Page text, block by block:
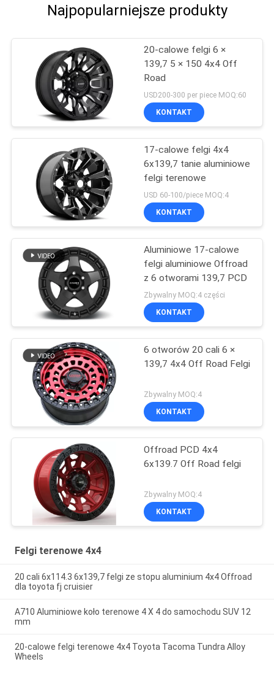
Najpopularniejsze produkty
20-calowe felgi 6 ×
139,7 5 × 150 4x4 Off
Road
USD200-300 per piece MOQ:60
KONTAKT
17-calowe felgi 4x4
6x139,7 tanie aluminiowe
felgi terenowe
USD 60-100/piece MOQ:4
KONTAKT
Aluminiowe 17-calowe
felgi aluminiowe Offroad
z 6 otworami 139,7 PCD
Zbywalny MOQ:4 części
KONTAKT
6 otworów 20 cali 6 ×
139,7 4x4 Off Road Felgi
Zbywalny MOQ:4
KONTAKT
Offroad PCD 4x4
6x139.7 Off Road felgi
Zbywalny MOQ:4
KONTAKT
Felgi terenowe 4x4
20 cali 6x114.3 6x139,7 felgi ze stopu aluminium 4x4 Offroad
dla toyota fj cruisier
A710 Aluminiowe koło terenowe 4 X 4 do samochodu SUV 12
mm
20-calowe felgi terenowe 4x4 Toyota Tacoma Tundra Alloy
Wheels